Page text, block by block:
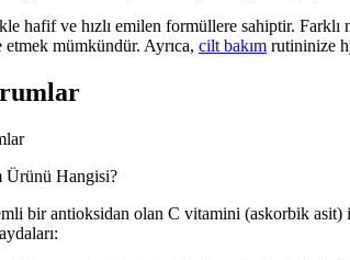
hafif ve hızlı emilen formüllere sahiptir.
etmek mümkündür. Ayrıca, cilt bakım rutininize
Ürünü Hangisi?
bir antioksidan olan C vitamini (askorbik asit)